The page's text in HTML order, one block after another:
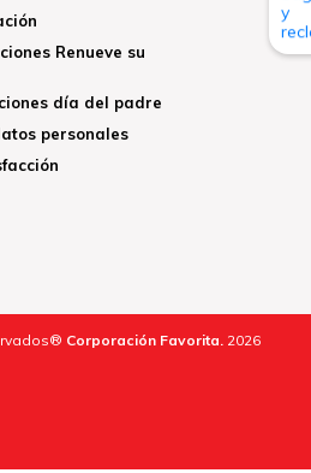
Renueve su
día del padre
personales
Corporación Favorita. 2026